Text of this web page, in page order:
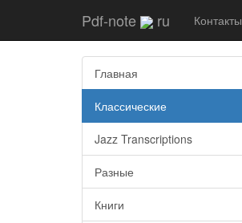
Pdf-note ru Контакты
Главная
Классические
Jazz Transcriptions
Разные
Книги